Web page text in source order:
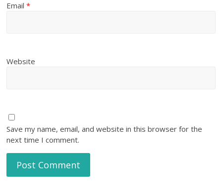
Email*
Website
Save my name, email, and website in this browser for the
next time I comment.